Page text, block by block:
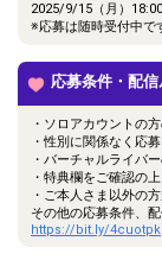
2025/9/15（月）
※応募は随時受付中で
応募条件・配信
・ソロアカウントの
・性別に関係なく応
・バーチャルライバ
・特典欄をご確認の
・ご本人さま以外の
その他の応募条件、
https://bit.ly/4cuotpk